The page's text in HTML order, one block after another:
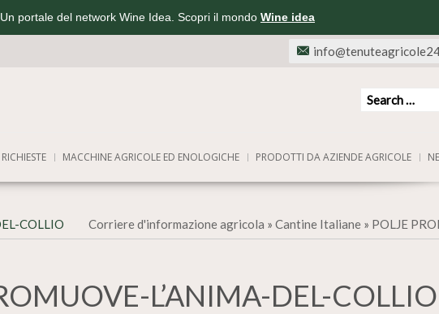
Un portale del network Wine Idea. Scopri il mondo Wine idea
RICHIESTE MACCHINE AGRICOLE ED ENOLOGICHE PRODOTTI DA AZIENDE AGRICOLE
Corriere d'informazione agricola » Cantine Italiane » POLJE
COLLIO
L’ANIMA-DEL-COLLIO